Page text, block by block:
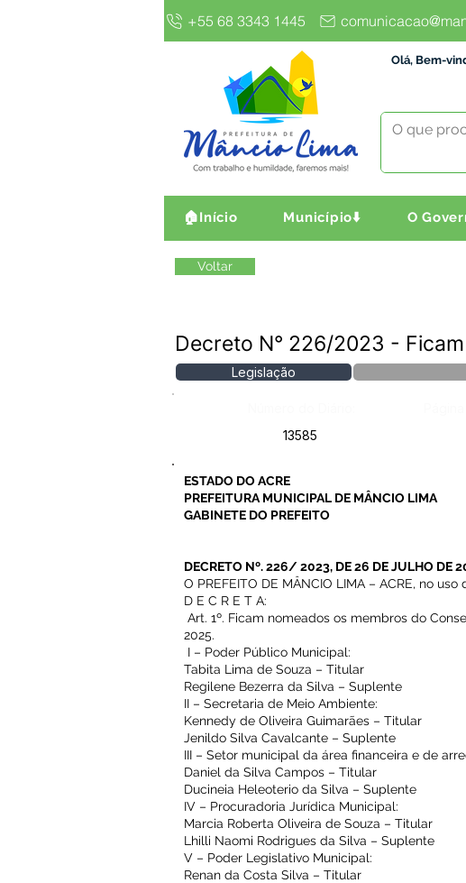
+55 68 3343 1445
Olá, Bem-
🏠Início Município⬇️ O
Voltar
Decreto N° 226/2023 -
Legislação
13585
ESTADO DO ACRE
PREFEITURA MUNICIPAL DE MÂNCIO LIMA
GABINETE DO PREFEITO
DECRETO Nº. 226/ 2023, DE 26 DE JULHO DE
O PREFEITO DE MÂNCIO LIMA – ACRE, no
D E C R E T A:
Art. 1º. Ficam nomeados os membros do
2025.
I – Poder Público Municipal:
Tabita Lima de Souza – Titular
Regilene Bezerra da Silva – Suplente
II – Secretaria de Meio Ambiente:
Kennedy de Oliveira Guimarães – Titular
Jenildo Silva Cavalcante – Suplente
III – Setor municipal da área financeira e de
Daniel da Silva Campos – Titular
Ducineia Heleoterio da Silva – Suplente
IV – Procuradoria Jurídica Municipal:
Marcia Roberta Oliveira de Souza – Titular
Lhilli Naomi Rodrigues da Silva – Suplente
V – Poder Legislativo Municipal:
Renan da Costa Silva – Titular